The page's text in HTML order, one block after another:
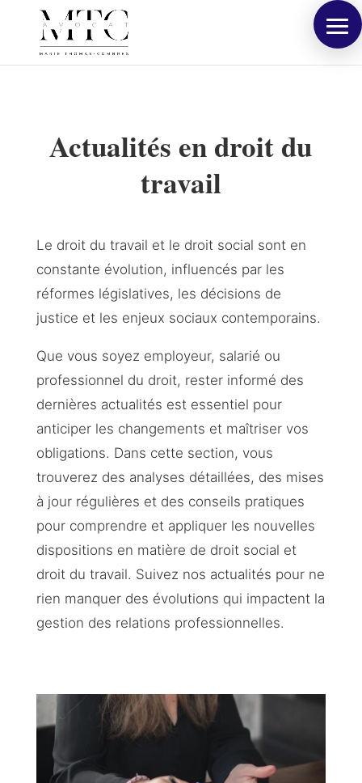
Actualités en droit du
travail
Le droit du travail et le droit social sont en
constante évolution, influencés par les
réformes législatives, les décisions de
justice et les enjeux sociaux contemporains.
Que vous soyez employeur, salarié ou
professionnel du droit, rester informé des
dernières actualités est essentiel pour
anticiper les changements et maîtriser vos
obligations. Dans cette section, vous
trouverez des analyses détaillées, des mises
à jour régulières et des conseils pratiques
pour comprendre et appliquer les nouvelles
dispositions en matière de droit social et
droit du travail. Suivez nos actualités pour ne
rien manquer des évolutions qui impactent la
gestion des relations professionnelles.